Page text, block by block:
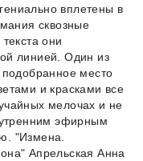
вплетены в
сквозные
они
линией. Один из
место
и красками все
мелочах и не
эфирным
"Измена.
Апрельская Анна